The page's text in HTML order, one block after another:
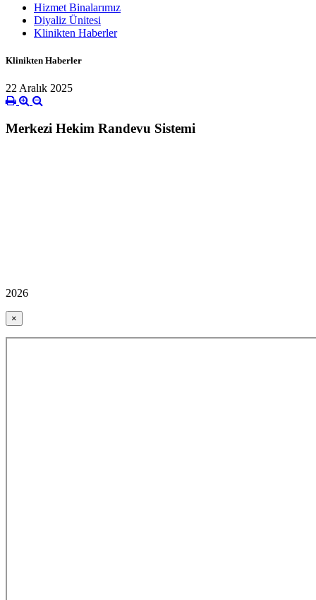
Hizmet Binalarımız
Diyaliz Ünitesi
Klinikten Haberler
Klinikten Haberler
22 Aralık 2025
Merkezi Hekim Randevu Sistemi
2026
×